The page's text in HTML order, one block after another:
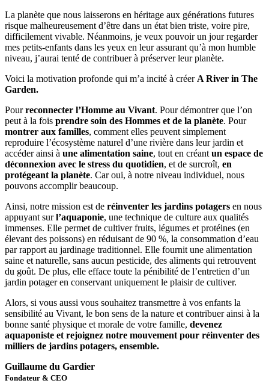
La planète que nous laisserons en héritage aux générations futures
risque malheureusement d’être dans un état bien triste, voire pire,
difficilement vivable. Néanmoins, je veux pouvoir un jour regarder
mes petits-enfants dans les yeux en leur assurant qu’à mon humble
niveau, j’aurai tenté de contribuer à préserver leur planète.
Voici la motivation profonde qui m’a incité à créer A River in The
Garden.
Pourreconnecter l’Homme au Vivant. Pour démontrer que l’on
peut à la fois prendre soin des Hommes et de la planète. Pour
montrer aux familles, comment elles peuvent simplement
reproduire l’écosystème naturel d’une rivière dans leur jardin et
accéder ainsi à une alimentation saine, tout en créant un espace de
déconnexion avec le stress du quotidien, et de surcroît, en
protégeant la planète. Car oui, à notre niveau individuel, nous
pouvons accomplir beaucoup.
Ainsi, notre mission est de réinventer les jardins potagers en nous
appuyant surl’aquaponie, une technique de culture aux qualités
immenses. Elle permet de cultiver fruits, légumes et protéines (en
élevant des poissons) en réduisant de 90 %, la consommation d’eau
par rapport au jardinage traditionnel. Elle fournit une alimentation
saine et naturelle, sans aucun pesticide, des aliments qui retrouvent
du goût. De plus, elle efface toute la pénibilité de l’entretien d’un
jardin potager en conservant uniquement le plaisir de cultiver.
Alors, si vous aussi vous souhaitez transmettre à vos enfants la
sensibilité au Vivant, le bon sens de la nature et contribuer ainsi à la
bonne santé physique et morale de votre famille, devenez
aquaponiste et rejoignez notre mouvement pour réinventer des
milliers de jardins potagers, ensemble.
Guillaume du Gardier
Fondateur & CEO